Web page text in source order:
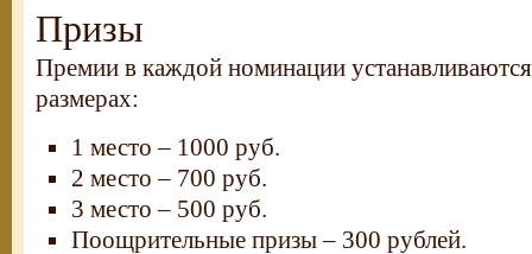
Призы
Премии в каждой номинации
размерах:
1 место – 1000 руб.
2 место – 700 руб.
3 место – 500 руб.
Поощрительные призы – 300 рублей.